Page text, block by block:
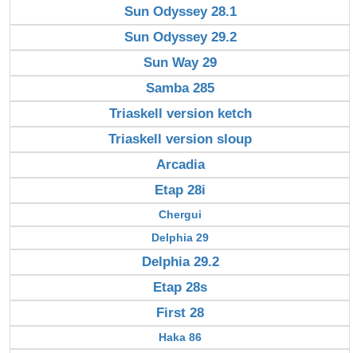
Sun Odyssey 28.1
Sun Odyssey 29.2
Sun Way 29
Samba 285
Triaskell version ketch
Triaskell version sloup
Arcadia
Etap 28i
Chergui
Delphia 29
Delphia 29.2
Etap 28s
First 28
Haka 86